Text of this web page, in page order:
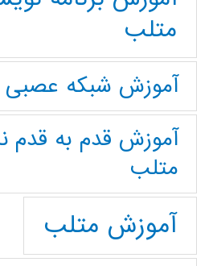
متلب
آموزش شبکه عصبی
آموزش قدم به قدم
متلب
آموزش متلب